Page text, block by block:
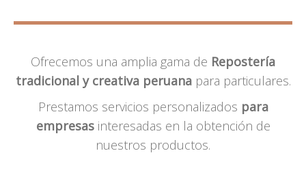
Ofrecemos una amplia gama de Repostería
tradicional y creativa peruanapara particulares.
Prestamos servicios personalizados para
empresasinteresadas en la obtención de
nuestros productos.